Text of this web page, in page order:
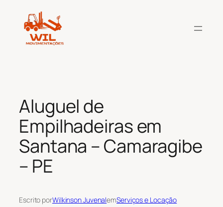
conteúdo
Aluguel de
Empilhadeiras em
Santana – Camaragibe
– PE
Escrito porWilkinson JuvenalemServiços e Locação